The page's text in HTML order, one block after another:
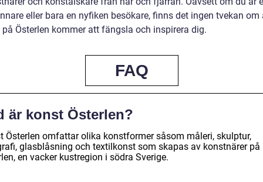
eller bara en nyfiken besökare, finns det ingen tvekan om
Österlen kommer att fängsla och inspirera dig.
FAQ
är konst Österlen?
Österlen omfattar olika konstformer såsom måleri, skulptur,
glasblåsning och textilkonst som skapas av konstnärer på
en vacker kustregion i södra Sverige.